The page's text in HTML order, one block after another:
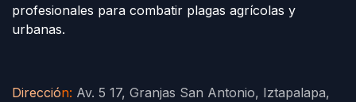
profesionales para combatir plagas agrícolas y
urbanas.
Dirección: Av. 5 17, Granjas San Antonio, Iztapalapa,